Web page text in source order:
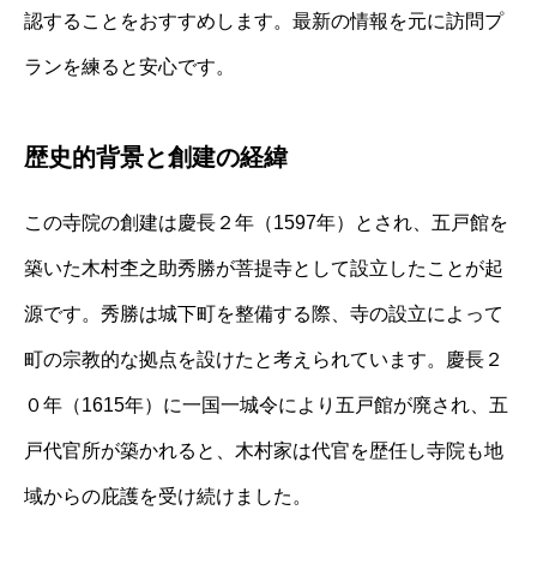
認することをおすすめします。最新の情報を元に訪問プ
ランを練ると安心です。
歴史的背景と創建の経緯
この寺院の創建は慶長２年（1597年）とされ、五戸館を
築いた木村杢之助秀勝が菩提寺として設立したことが起
源です。秀勝は城下町を整備する際、寺の設立によって
町の宗教的な拠点を設けたと考えられています。慶長２
０年（1615年）に一国一城令により五戸館が廃され、五
戸代官所が築かれると、木村家は代官を歴任し寺院も地
域からの庇護を受け続けました。